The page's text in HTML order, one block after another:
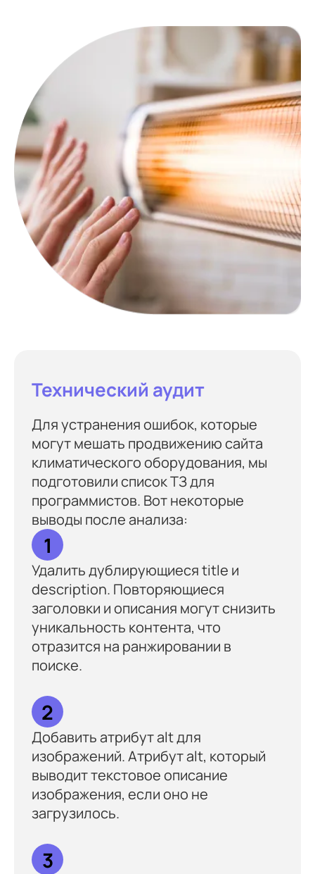
Технический аудит
Для устранения ошибок, которые
могут мешать продвижению сайта
климатического оборудования, мы
подготовили список ТЗ для
программистов. Вот некоторые
выводы после анализа:
1
Удалить дублирующиеся title и
description. Повторяющиеся
заголовки и описания могут снизить
уникальность контента, что
отразится на ранжировании в
поиске.
2
Добавить атрибут alt для
изображений. Атрибут alt, который
выводит текстовое описание
изображения, если оно не
загрузилось.
3